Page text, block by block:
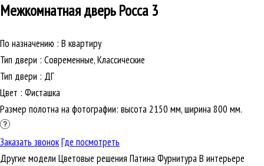
Межкомнатная дверь Росса 3
По назначению : В квартиру
Тип двери : Современные, Классические
Тип двери : ДГ
Цвет : Фисташка
Размер полотна на фотографии: высота 2150 мм, ширина 800 мм.
Заказать звонокГде посмотреть
Другие модели Цветовые решения ПатинаФурнитураВ интерьере